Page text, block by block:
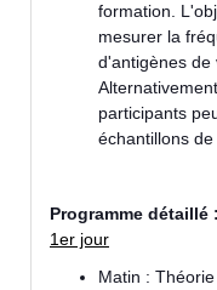
formation.
mesurer la
d'antigènes de
participants
échantillons
Programme détaillé :
1er jour
Matin :